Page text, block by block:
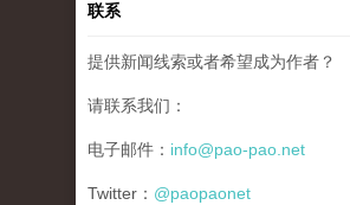
联系
提供新闻线索或者希望成为作者？
请联系我们：
电子邮件： info@pao-pao.net
Twitter： @paopaonet